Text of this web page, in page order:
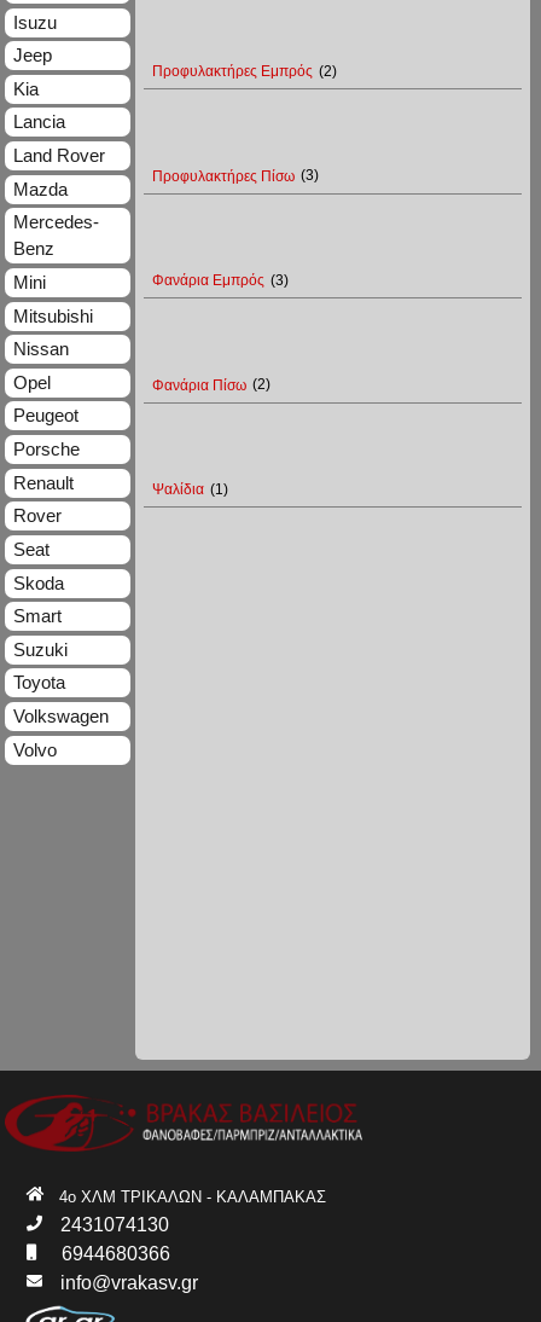
Προφυλακτήρες Εμπρός (2)
Προφυλακτήρες Πίσω (3)
Φανάρια Εμπρός (3)
Φανάρια Πίσω (2)
Ψαλίδια (1)
Isuzu
Jeep
Kia
Lancia
Land Rover
Mazda
Mercedes-
Benz
Mini
Mitsubishi
Nissan
Opel
Peugeot
Porsche
Renault
Rover
Seat
Skoda
Smart
Suzuki
Toyota
Volkswagen
Volvo
4ο ΧΛΜ ΤΡΙΚΑΛΩΝ - ΚΑΛΑΜΠΑΚΑΣ
2431074130
6944680366
info@vrakasv.gr